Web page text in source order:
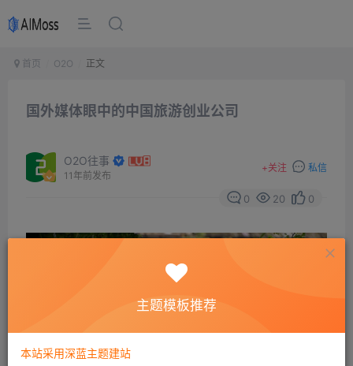
首页 O2O 正文
国外媒体眼中的中国旅游创业公司
O2O往事
11年前发布
+关注 私信
0 20 0
主题模板推荐
本站采用深蓝主题建站